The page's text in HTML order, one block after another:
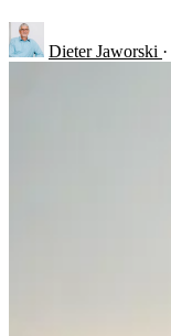
Dieter Jaworski ·